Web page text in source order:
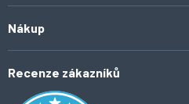
Tipy do kuchyně
Inspirace a trendy
Nákup
Odstoupení od smlouvy
Recenze zákazníků